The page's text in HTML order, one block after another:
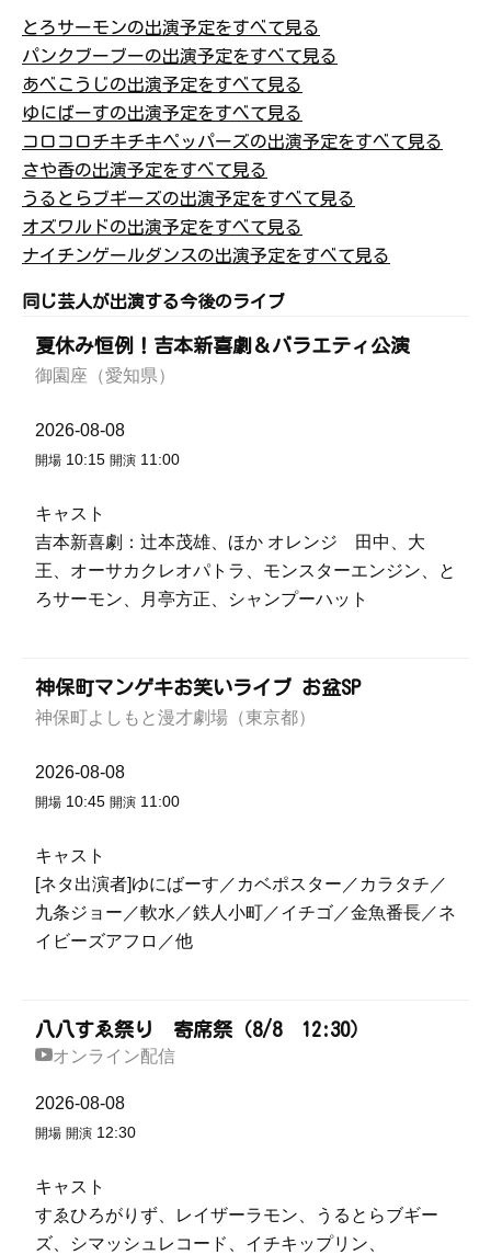
とろサーモンの出演予定をすべて見る
パンクブーブーの出演予定をすべて見る
あべこうじの出演予定をすべて見る
ゆにばーすの出演予定をすべて見る
コロコロチキチキペッパーズの出演予定をすべて見る
さや香の出演予定をすべて見る
うるとらブギーズの出演予定をすべて見る
オズワルドの出演予定をすべて見る
ナイチンゲールダンスの出演予定をすべて見る
同じ芸人が出演する今後のライブ
夏休み恒例！吉本新喜劇＆バラエティ公演
御園座（愛知県）
2026-08-08
開場 10:15 開演 11:00
キャスト
吉本新喜劇：辻本茂雄、ほか オレンジ 田中、大
王、オーサカクレオパトラ、モンスターエンジン、と
ろサーモン、月亭方正、シャンプーハット
神保町マンゲキお笑いライブ お盆SP
神保町よしもと漫才劇場（東京都）
2026-08-08
開場 10:45 開演 11:00
キャスト
[ネタ出演者]ゆにばーす／カベポスター／カラタチ／
九条ジョー／軟水／鉄人小町／イチゴ／金魚番長／ネ
イビーズアフロ／他
八八すゑ祭り 寄席祭（8/8 12:30）
オンライン配信
2026-08-08
開場 開演 12:30
キャスト
すゑひろがりず、レイザーラモン、うるとらブギー
ズ、シマッシュレコード、イチキップリン、